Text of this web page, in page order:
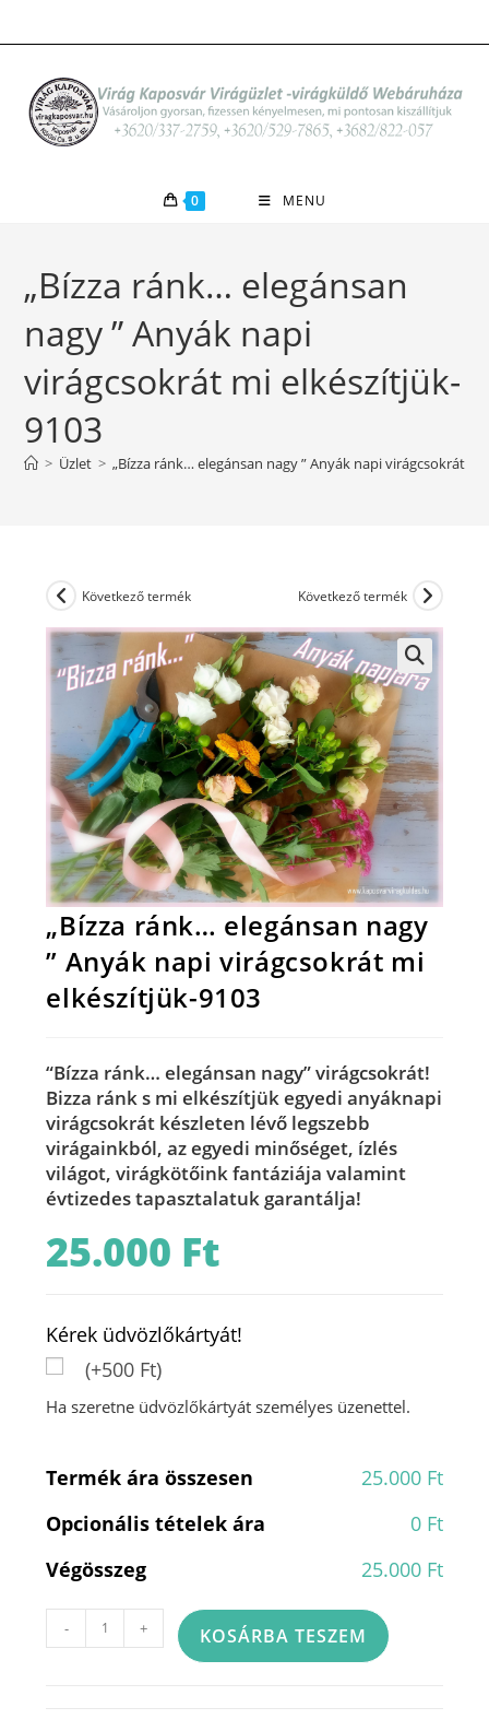
to
0 MENU
„Bízza ránk… elegánsan
nagy ” Anyák napi
virágcsokrát mi elkészítjük-
9103
> Üzlet > „Bízza ránk… elegánsan nagy ” Anyák napi virágcsokrát
Következő termék Következő termék
„Bízza ránk… elegánsan nagy
” Anyák napi virágcsokrát mi
elkészítjük-9103
“Bízza ránk… elegánsan nagy” virágcsokrát!
Bizza ránk s mi elkészítjük egyedianyáknapi
virágcsokrát készleten lévő legszebb
virágainkból, az egyedi minőséget, ízlés
világot, virágkötőink fantáziája valamint
évtizedes tapasztalatuk garantálja!
25.000 Ft
Kérek üdvözlőkártyát!
(+500 Ft)
Ha szeretne üdvözlőkártyát személyes üzenettel.
Termék ára összesen
25.000 Ft
Opcionális tételek ára
0 Ft
Végösszeg
25.000 Ft
ránk...
- + KOSÁRBA TESZEM